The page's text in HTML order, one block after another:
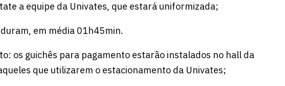
a equipe da Univates, que estará uniformizada;
em média 01h45min.
os guichês para pagamento estarão instalados no hall da
que utilizarem o estacionamento da Univates;